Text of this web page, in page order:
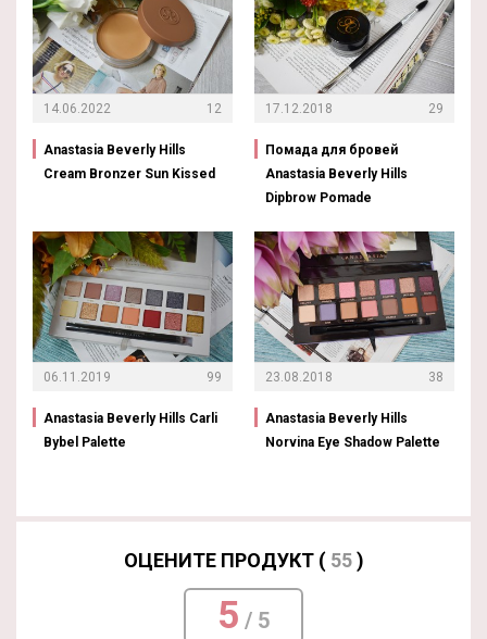
14.06.2022 12
Anastasia Beverly Hills
Cream Bronzer Sun Kissed
06.11.2019 99
Anastasia Beverly Hills Carli
Bybel Palette
17.12.2018 29
Помада для бровей
Anastasia Beverly Hills
Dipbrow Pomade
23.08.2018 38
Anastasia Beverly Hills
Norvina Eye Shadow Palette
ОЦЕНИТЕ ПРОДУКТ ( 55)
5 / 5